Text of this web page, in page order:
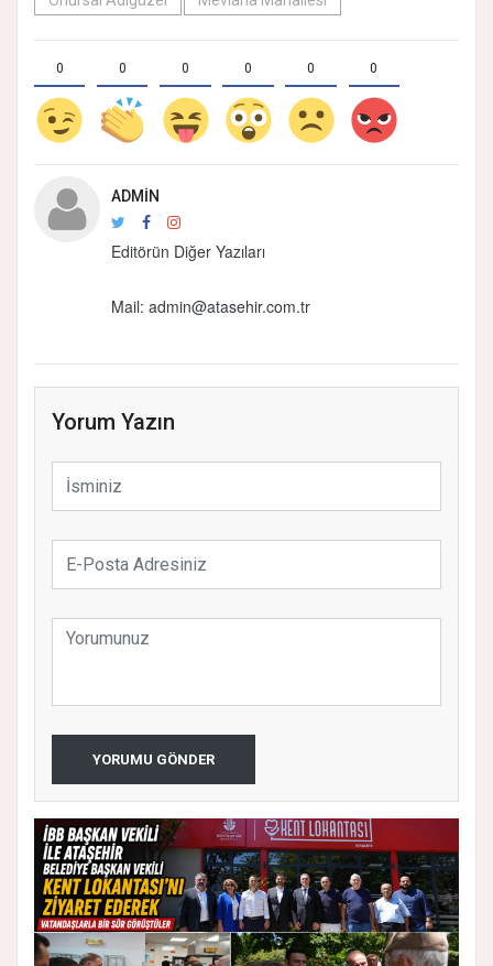
0 0 0 0 0 0
ADMIN
Editörün Diğer Yazıları
Mail: admin@atasehir.com.tr
Yorum Yazın
YORUMU GÖNDER